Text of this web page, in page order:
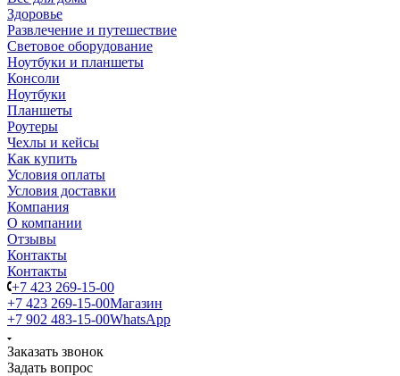
Здоровье
Развлечение и путешествие
Световое оборудование
Ноутбуки и планшеты
Консоли
Ноутбуки
Планшеты
Роутеры
Чехлы и кейсы
Как купить
Условия оплаты
Условия доставки
Компания
О компании
Отзывы
Контакты
Контакты
+7 423 269-15-00
+7 423 269-15-00Магазин
+7 902 483-15-00WhatsApp
Заказать звонок
Задать вопрос